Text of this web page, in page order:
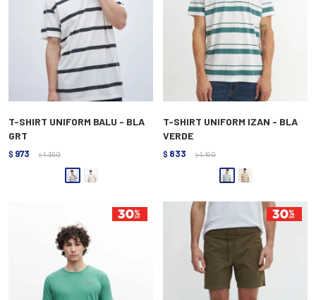
T-SHIRT UNIFORM BALU - BLA
GRT
$ 973 $ 1.390
T-SHIRT UNIFORM IZAN - BLA
VERDE
$ 833 $ 1.190